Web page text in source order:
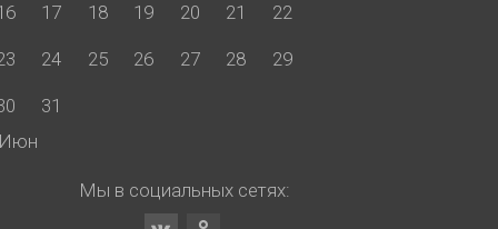
17 18 19 20 21 22
24 25 26 27 28 29
31
Мы в социальных сетях: